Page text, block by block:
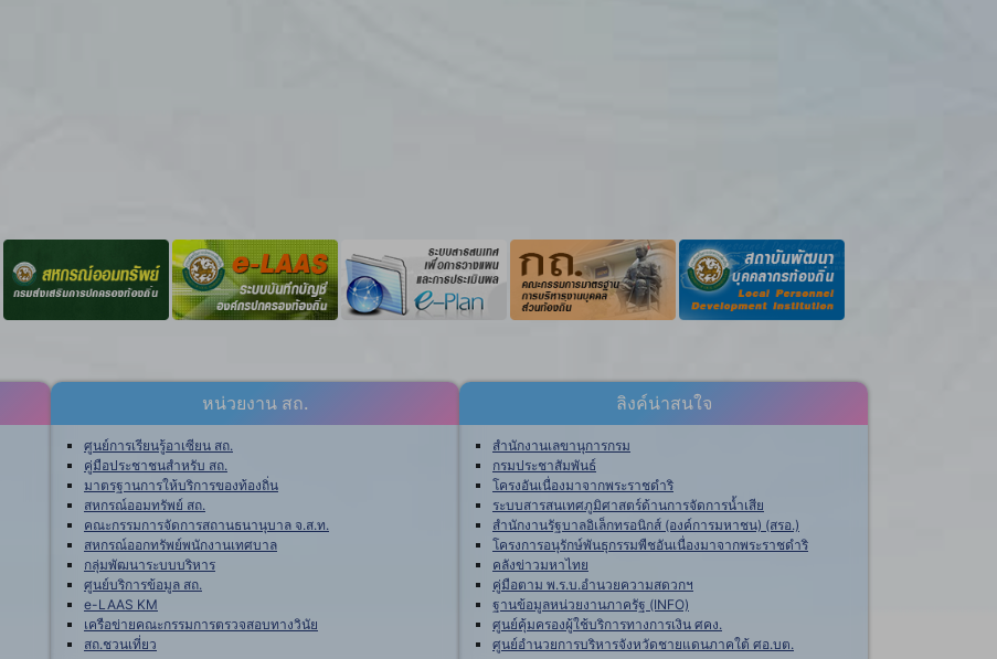
หน่วยงาน สถ.
ศูนย์การเรียนรู้อาเซียน สถ.
คู่มือประชาชนสำหรับ สถ.
มาตรฐานการให้บริการของท้องถิ่น
สหกรณ์ออมทรัพย์ สถ.
คณะกรรมการจัดการสถานธนานุบาล จ.ส.ท.
สหกรณ์ออกทรัพย์พนักงานเทศบาล
กลุ่มพัฒนาระบบบริหาร
ศูนย์บริการข้อมูล สถ.
e-LAAS KM
เครือข่ายคณะกรรมการตรวจสอบทางวินัย
สถ.ชวนเที่ยว
ลิงค์น่าสนใจ
สำนักงานเลขานุการกรม
กรมประชาสัมพันธ์
โครงอันเนื่องมาจากพระราชดำริ
ระบบสารสนเทศภูมิศาสตร์ด้านการจัดการน้ำเสีย
สำนักงานรัฐบาลอิเล็กทรอนิกส์ (องค์การมหาชน) (สรอ.)
โครงการอนุรักษ์พันธุกรรมพืชอันเนื่องมาจากพระราชดำริ
คลังข่าวมหาไทย
คู่มือตาม พ.ร.บ.อำนวยความสดวกฯ
ฐานข้อมูลหน่วยงานภาครัฐ (INFO)
ศูนย์คุ้มครองผู้ใช้บริการทางการเงิน ศคง.
ศูนย์อำนวยการบริหารจังหวัดชายแดนภาคใต้ ศอ.บต.